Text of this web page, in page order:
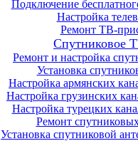
Подключение
Настройка
Ремонт ТВ-
Спутниковое
Ремонт и настройка
Установка
Настройка армянских
Настройка грузинских
Настройка турецких
Ремонт
Установка спутниковой